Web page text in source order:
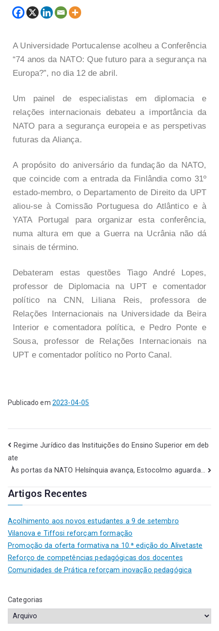
A Universidade Portucalense acolheu a Conferência
“74 anos da NATO: Que futuro para a segurança na
Europa?”, no dia 12 de abril.
Um painel de especialistas em diplomacia e
relações internacionais debateu a importância da
NATO para a segurança europeia e as perspetivas
futuras da Aliança.
A propósito do aniversário da fundação da NATO,
que coincide com a entrada da Finlândia como 31º
estado-membro, o Departamento de Direito da UPT
aliou-se à Comissão Portuguesa do Atlântico e à
YATA Portugal para organizar esta conferência,
numa altura em que a Guerra na Ucrânia não dá
sinais de término.
Debateram estas questões Tiago André Lopes,
professor de Diplomacia na UPT e comentador
político na CNN, Liliana Reis, professora de
Relações Internacionais na Universidade da Beira
Interior e comentadora política, e Pedro Ponte e
Sousa, professor de Relações Internacionais na
UPT e comentador político no Porto Canal.
Publicado em 2023-04-05
Regime Jurídico das Instituições do Ensino Superior em deb
ate
Às portas da NATO Helsínquia avança, Estocolmo aguarda…
Artigos Recentes
Acolhimento aos novos estudantes a 9 de setembro
Vilanova e Tiffosi reforçam formação
Promoção da oferta formativa na 10.ª edição do Alivetaste
Reforço de competências pedagógicas dos docentes
Comunidades de Prática reforçam inovação pedagógica
Categorias